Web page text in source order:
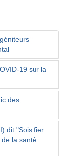
19 sur la
des
dit "Sois fier
la santé